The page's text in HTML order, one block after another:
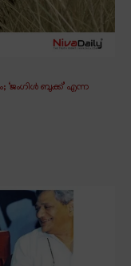
‘ജംഗിൾ ബുക്ക്’ എന്ന